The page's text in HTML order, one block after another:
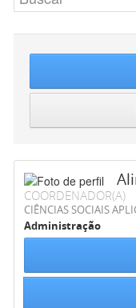
COORDENADOR(A)
CIÊNCIAS SOCIAIS
Administração